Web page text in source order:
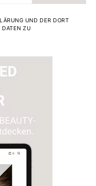
UND DER DORT
DATEN ZU